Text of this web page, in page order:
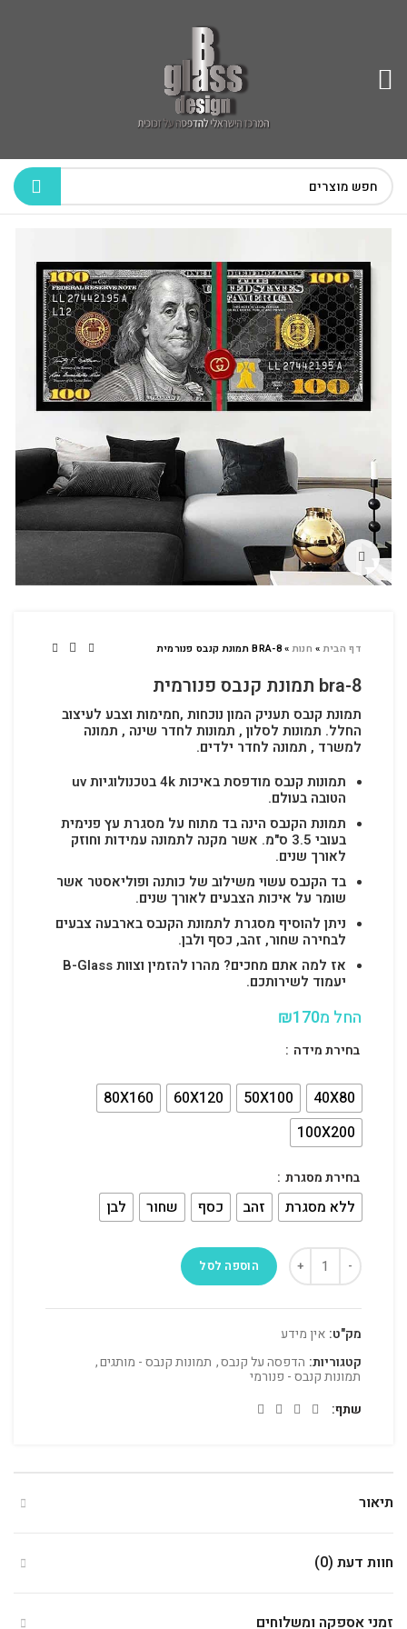
לחץ להגדלה
דף הבית» חנות»BRA-8 תמונת קנבס פנורמית
bra-8 תמונת קנבס פנורמית
תמונת קנבס תעניק המון נוכחות ,חמימות וצבע לעיצוב
החלל. תמונות לסלון , תמונות לחדר שינה , תמונה
למשרד , תמונה לחדר ילדים.
תמונות קנבס מודפסת באיכות 4k בטכנולוגיות uv
הטובה בעולם.
תמונת הקנבס הינה בד מתוח על מסגרת עץ פנימית
בעובי 3.5 ס"מ. אשר מקנה לתמונה עמידות וחוזק
לאורך שנים.
בד הקנבס עשוי משילוב של כותנה ופוליאסטר אשר
שומר על איכות הצבעים לאורך שנים.
ניתן להוסיף מסגרת לתמונת הקנבס בארבעה צבעים
לבחירה שחור, זהב, כסף ולבן.
אז למה אתם מחכים? מהרו להזמין וצוות B-Glass
יעמוד לשירותכם.
החל מ ₪170
בחירת מידה
40X80
50X100
60X120
80X160
100X200
בחירת מסגרת
ללא מסגרת זהב כסף שחור לבן
הוספה לסל
מק"ט: אין מידע
קטגוריות: הדפסה על קנבס, תמונות קנבס - מותגים,
תמונות קנבס - פנורמי
שתף
תיאור
חוות דעת (0)
זמני אספקה ומשלוחים